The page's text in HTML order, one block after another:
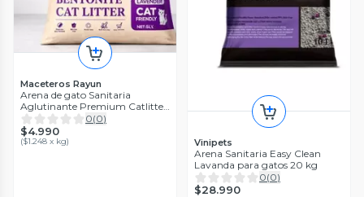
Maceteros Rayun
Arena de gato Sanitaria
Aglutinante Premium Catlitter
Lavanda 4kg 0(0)
$4.990
($1.248 x kg) Vinipets
Arena Sanitaria Easy Clean
Lavanda para gatos 20 kg
0(0)
$28.990